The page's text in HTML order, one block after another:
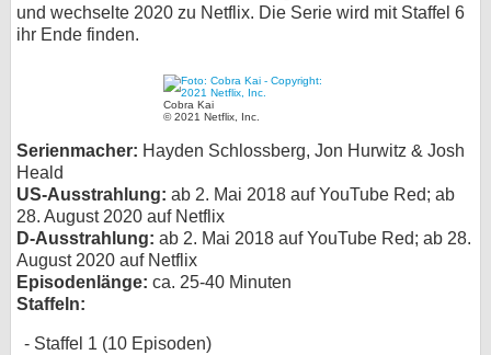
und wechselte 2020 zu Netflix. Die Serie wird mit Staffel 6
ihr Ende finden.
Cobra Kai
© 2021 Netflix, Inc.
Serienmacher: Hayden Schlossberg, Jon Hurwitz & Josh
Heald
US-Ausstrahlung: ab 2. Mai 2018 auf YouTube Red; ab
28. August 2020 auf Netflix
D-Ausstrahlung: ab 2. Mai 2018 auf YouTube Red; ab 28.
August 2020 auf Netflix
Episodenlänge: ca. 25-40 Minuten
Staffeln:
Staffel 1 (10 Episoden)
bei X
bei Facebook
Kontakt